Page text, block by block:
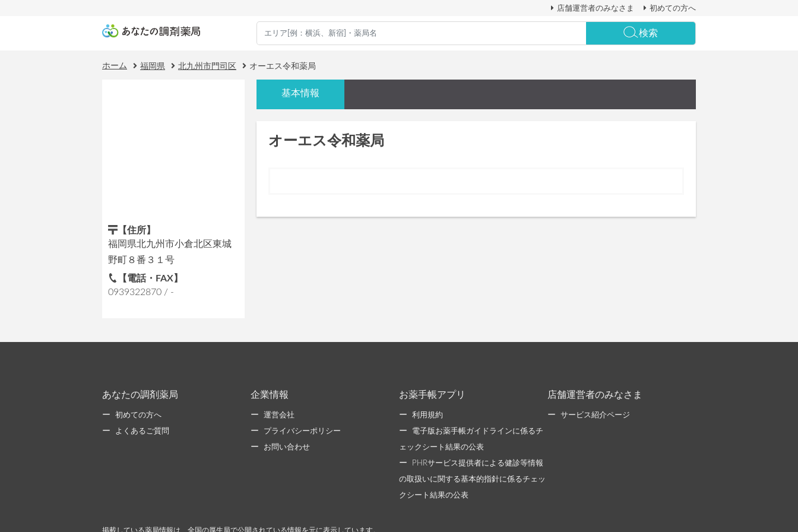
店舗運営者のみなさま 初めての方へ
検索
ホーム 福岡県 北九州市門司区 オーエス令和薬局
【住所】
福岡県北九州市小倉北区東城
野町８番３１号
【電話・FAX】
0939322870 / -
基本情報
オーエス令和薬局
あなたの調剤薬局
初めての方へ
よくあるご質問
企業情報
運営会社
プライバシーポリシー
お問い合わせ
お薬手帳アプリ
利用規約
電子版お薬手帳ガイドラインに係るチ
ェックシート結果の公表
PHRサービス提供者による健診等情報
の取扱いに関する基本的指針に係るチェッ
クシート結果の公表
店舗運営者のみなさま
サービス紹介ページ
掲載している薬局情報は、全国の厚生局で公開されている情報を元に表示しています。